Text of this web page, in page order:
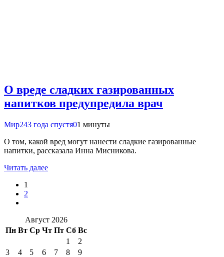
О вреде сладких газированных
напитков предупредила врач
Мир243 года спустя01 минуты
О том, какой вред могут нанести сладкие газированные
напитки, рассказала Инна Мисникова.
Читать далее
1
2
Август 2026
Пн Вт Ср Чт Пт Сб Вс
1
2
3
4 5 6 7 8
9